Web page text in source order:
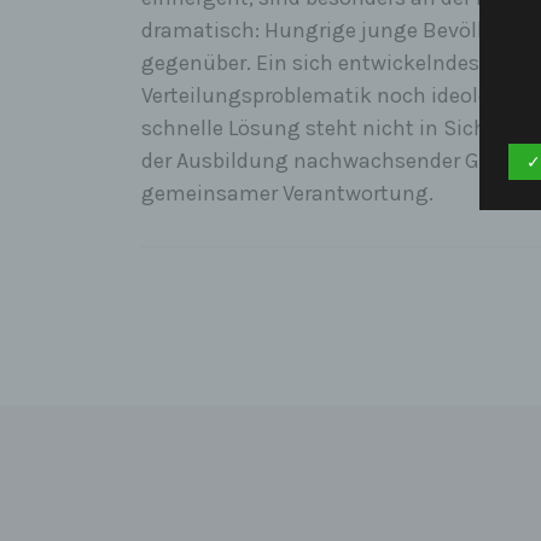
dramatisch: Hungrige junge
gegenüber. Ein sich entwickelndes
Verteilungsproblematik noch
schnelle Lösung steht nicht in Sicht,
der Ausbildung nachwachsender
gemeinsamer Verantwortung.